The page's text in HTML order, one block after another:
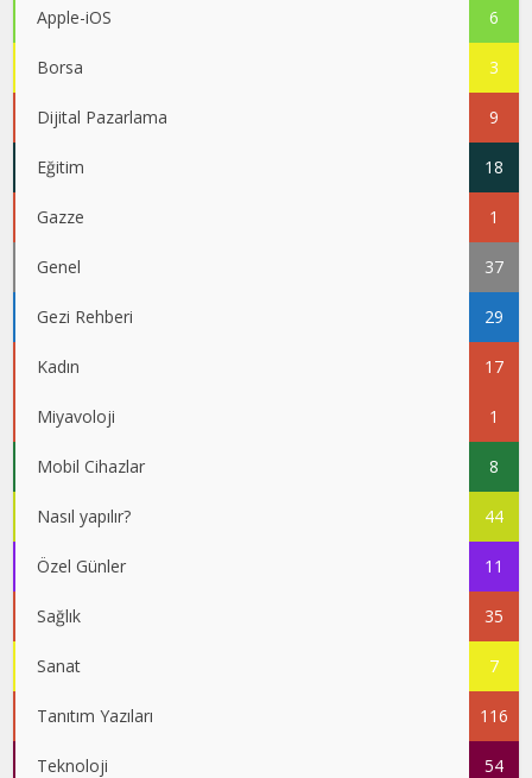
Apple-iOS 6
Borsa 3
Dijital Pazarlama 9
Eğitim 18
Gazze 1
Genel 37
Gezi Rehberi 29
Kadın 17
Miyavoloji 1
Mobil Cihazlar 8
Nasıl yapılır? 44
Özel Günler 11
Sağlık 35
Sanat 7
Tanıtım Yazıları 116
Teknoloji 54